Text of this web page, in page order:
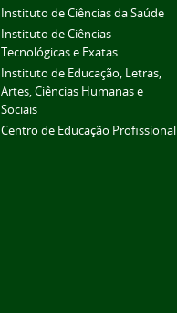
Instituto de Ciências da Saúde
Instituto de Ciências
Tecnológicas e Exatas
Instituto de Educação, Letras,
Artes, Ciências Humanas e
Sociais
Centro de Educação Profissional